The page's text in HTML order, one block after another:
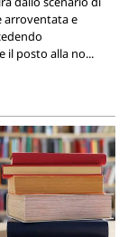
arroventata e
il posto alla no...